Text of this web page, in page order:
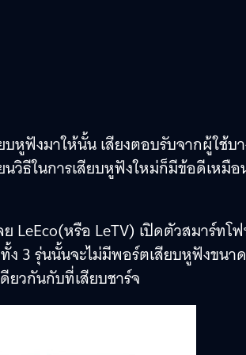
หูฟังมาให้นั้น เสียงตอบรับจากผู้ใช้บ
วิธีในการเสียบหูฟังใหม่ก็มีข้อดีเหมื
LeEco(หรือ LeTV) เปิดตัวสมาร์ทโ
ง 3 รุ่นนั้นจะไม่มีพอร์ตเสียบหูฟังขนาด
ยวกันกับที่เสียบชาร์จ